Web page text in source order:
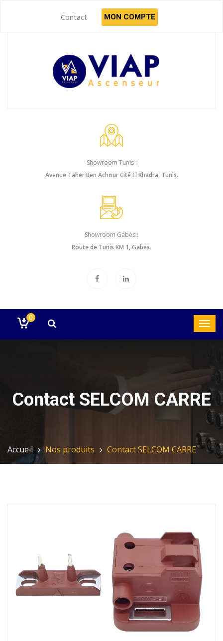
Contact MON COMPTE
Showroom Tunis :
Avenue Taher Ben Achour Cité El Khadra, Tunis.
Showroom Gabès :
Route de Tunis KM 1, Gabes.
0
Contact SELCOM CARRE
Accueil Nos produits Contact SELCOM CARRE